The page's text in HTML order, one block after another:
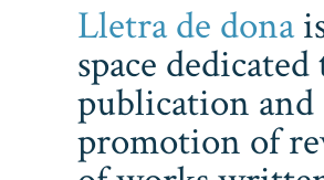
Lletra de dona
space
publication and
promotion of